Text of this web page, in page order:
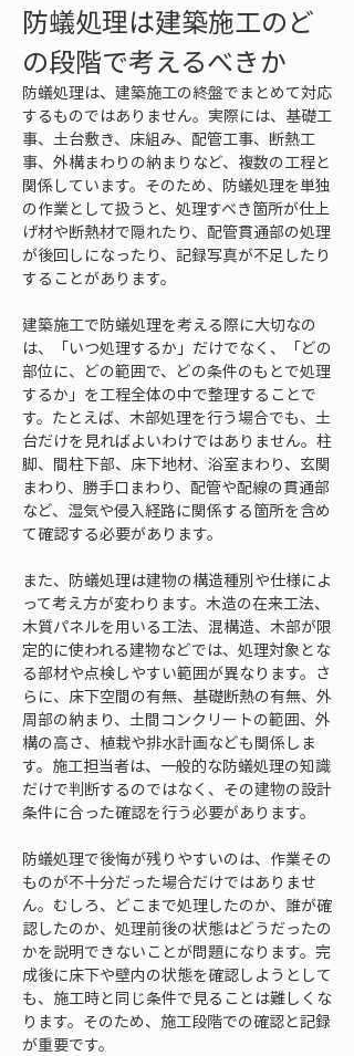
防蟻処理は建築施工のど
の段階で考えるべきか
防蟻処理は、建築施工の終盤でまとめて対応
するものではありません。実際には、基礎工
事、土台敷き、床組み、配管工事、断熱工
事、外構まわりの納まりなど、複数の工程と
関係しています。そのため、防蟻処理を単独
の作業として扱うと、処理すべき箇所が仕上
げ材や断熱材で隠れたり、配管貫通部の処理
が後回しになったり、記録写真が不足したり
することがあります。
建築施工で防蟻処理を考える際に大切なの
は、「いつ処理するか」だけでなく、「どの
部位に、どの範囲で、どの条件のもとで処理
するか」を工程全体の中で整理することで
す。たとえば、木部処理を行う場合でも、土
台だけを見ればよいわけではありません。柱
脚、間柱下部、床下地材、浴室まわり、玄関
まわり、勝手口まわり、配管や配線の貫通部
など、湿気や侵入経路に関係する箇所を含め
て確認する必要があります。
また、防蟻処理は建物の構造種別や仕様によ
って考え方が変わります。木造の在来工法、
木質パネルを用いる工法、混構造、木部が限
定的に使われる建物などでは、処理対象とな
る部材や点検しやすい範囲が異なります。さ
らに、床下空間の有無、基礎断熱の有無、外
周部の納まり、土間コンクリートの範囲、外
構の高さ、植栽や排水計画なども関係しま
す。施工担当者は、一般的な防蟻処理の知識
だけで判断するのではなく、その建物の設計
条件に合った確認を行う必要があります。
防蟻処理で後悔が残りやすいのは、作業その
ものが不十分だった場合だけではありませ
ん。むしろ、どこまで処理したのか、誰が確
認したのか、処理前後の状態はどうだったの
かを説明できないことが問題になります。完
成後に床下や壁内の状態を確認しようとして
も、施工時と同じ条件で見ることは難しくな
ります。そのため、施工段階での確認と記録
が重要です。